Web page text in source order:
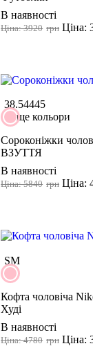
В наявності
грн
Ціна: 3920
Ціна:
38.54445
ще кольори
Сороконіжки
ВЗУТТЯ
В наявності
грн
Ціна: 5840
Ціна:
SM
Кофта чоловіча
Худі
В наявності
грн
Ціна: 4780
Ціна: